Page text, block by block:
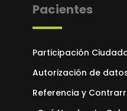
Pacientes
Participación
Autorización de
Referencia y